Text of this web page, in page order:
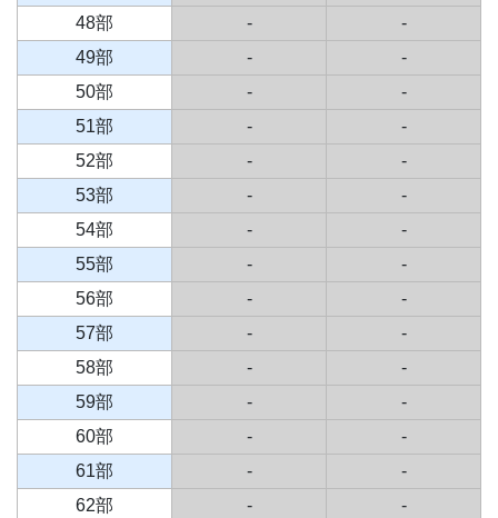
48部 -
-
49部
-
-
50部
-
-
51部
-
-
52部
-
-
53部
-
-
54部
-
-
55部
-
-
56部
-
-
57部
-
-
58部
-
-
59部
-
-
60部
-
-
61部
-
-
62部
-
-